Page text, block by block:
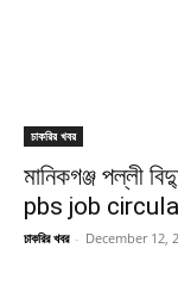
চাকরির খবর
মানিকগঞ্জ পল্লী
pbs job
চাকরির খবর - December 12,